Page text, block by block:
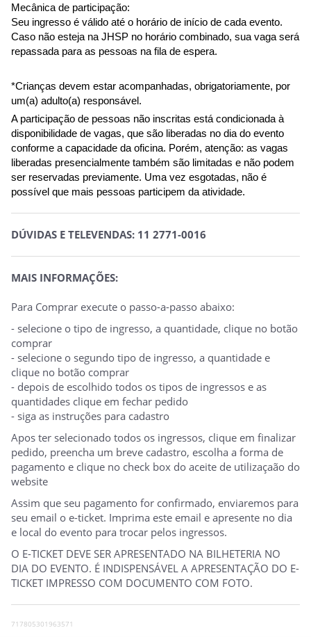
Mecânica de participação:
Seu ingresso é válido até o horário de início de cada evento.
Caso não esteja na JHSP no horário combinado, sua vaga será
repassada para as pessoas na fila de espera.
*Crianças devem estar acompanhadas, obrigatoriamente, por
um(a) adulto(a) responsável.
A participação de pessoas não inscritas está condicionada à
disponibilidade de vagas, que são liberadas no dia do evento
conforme a capacidade da oficina. Porém, atenção: as vagas
liberadas presencialmente também são limitadas e não podem
ser reservadas previamente. Uma vez esgotadas, não é
possível que mais pessoas participem da atividade.
DÚVIDAS E TELEVENDAS: 11 2771-0016
MAIS INFORMAÇÕES:
Para Comprar execute o passo-a-passo abaixo:
- selecione o tipo de ingresso, a quantidade, clique no botão
comprar
- selecione o segundo tipo de ingresso, a quantidade e
clique no botão comprar
- depois de escolhido todos os tipos de ingressos e as
quantidades clique em fechar pedido
- siga as instruções para cadastro
Apos ter selecionado todos os ingressos, clique em finalizar
pedido, preencha um breve cadastro, escolha a forma de
pagamento e clique no check box do aceite de utilizaçaão do
website
Assim que seu pagamento for confirmado, enviaremos para
seu email o e-ticket. Imprima este email e apresente no dia
e local do evento para trocar pelos ingressos.
O E-TICKET DEVE SER APRESENTADO NA BILHETERIA NO
DIA DO EVENTO. É INDISPENSÁVEL A APRESENTAÇÃO DO E-
TICKET IMPRESSO COM DOCUMENTO COM FOTO.
717805301963571